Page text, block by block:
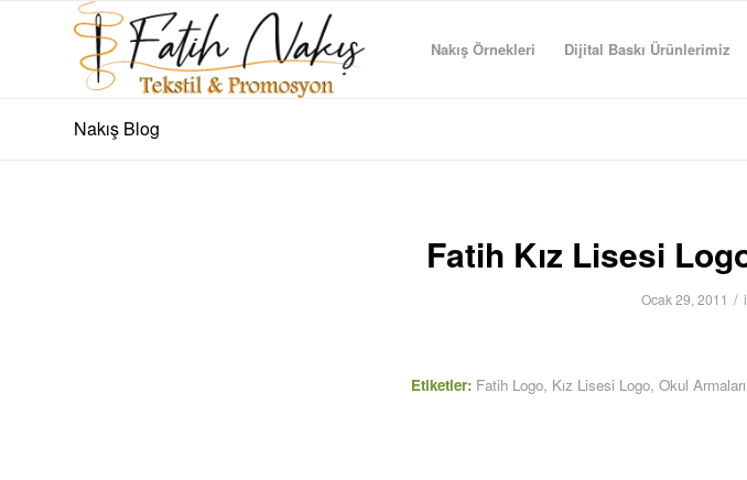
Nakış Örnekleri Dijital Baskı Ürünlerimiz
Nakış Blog
Fatih Kız Lisesi
Ocak 29, 2011 /
Etiketler: Fatih Logo, Kız Lisesi Logo, Okul Armaları